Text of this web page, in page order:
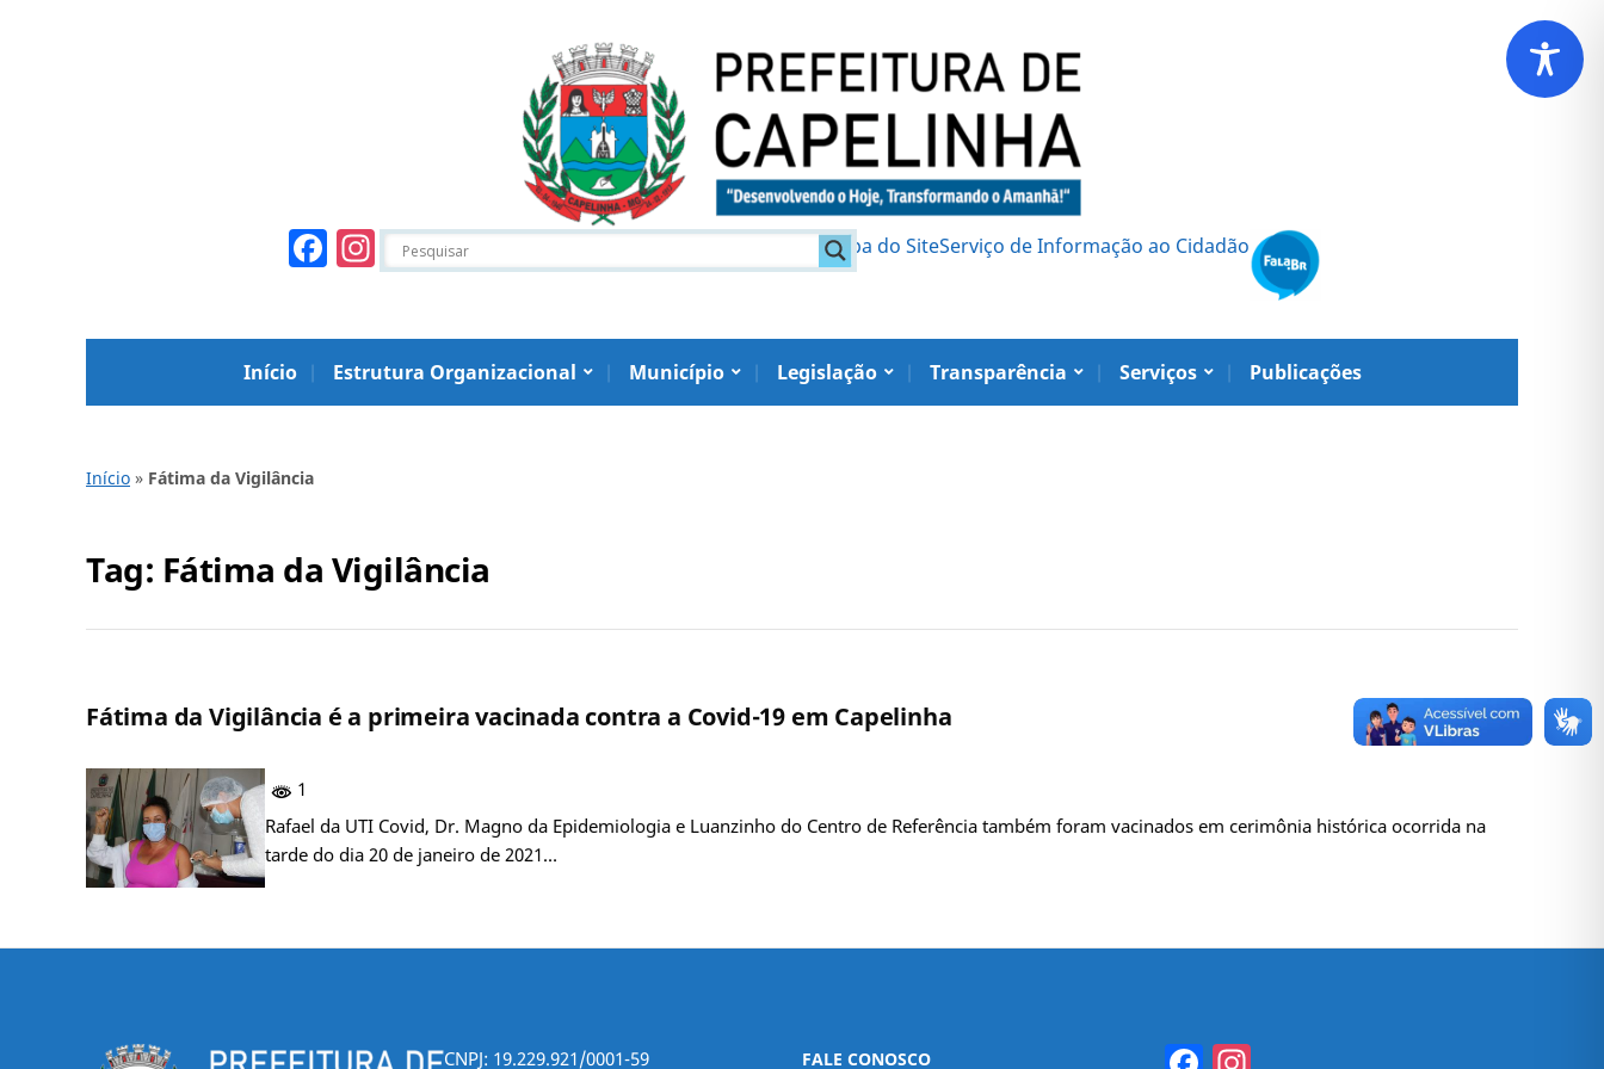
Facebook
Instagram Mapa do SiteServiço de Informação ao Cidadão
Início Estrutura Organizacional Município Legislação Transparência Serviços Publicações
Início » Fátima da Vigilância
Tag: Fátima da Vigilância
Fátima da Vigilância é a primeira vacinada contra a Covid-19 em Capelinha
1
Rafael da UTI Covid, Dr. Magno da Epidemiologia e Luanzinho do Centro de Referência também foram vacinados em cerimônia histórica ocorrida na
tarde do dia 20 de janeiro de 2021…
CNPJ: 19.229.921/0001-59 FALE CONOSCO